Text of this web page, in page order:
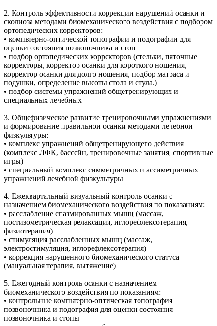
2. Контроль эффективности коррекции нарушений осанки и
сколиоза методами биомеханического воздействия с подбором
ортопедических корректоров:
• компьтерно-оптической топографии и подографии для
оценки состояния позвоночника и стоп
• подбор ортопедических корректоров (стельки, пяточные
корректоры, корректор осанки для короткого ношения,
корректор осанки для долго ношения, подбор матраса и
подушки, определение высоты стола и стула.)
• подбор системы упражнений общетренирующих и
специальных лечебных
3. Общефизическое развитие тренировочными упражнениями
и формирование правильной осанки методами лечебной
физкультуры:
• комплекс упражнений общетренирующего действия
(комплекс ЛФК, бассейн, тренировочные занятия, спортивные
игры)
• специальный комплекс симметричных и ассиметричных
упражнений лечебной физкультуры
4. Ежеквартальный визуальный контроль осанки с
назначением биомеханического воздействия по показаниям:
• расслабление спазмированных мышц (массаж,
постизометрическая релаксация, иглорефлексотерапия,
физиотерапия)
• стимуляция расслабленных мышц (массаж,
электростимуляция, иглорефлексотерапия)
• коррекция нарушенного биомеханического статуса
(мануальная терапия, вытяжение)
5. Ежегодный контроль осанки с назначением
биомеханического воздействия по показаниям:
• контрольные компьтерно-оптическая топография
позвоночника и подография для оценки состояния
позвоночника и стопы